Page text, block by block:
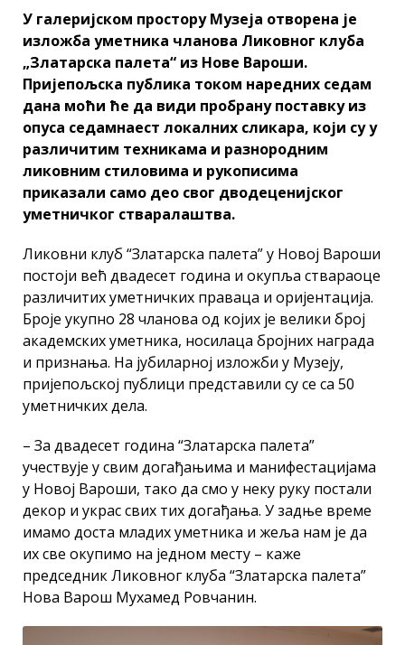
У галеријском простору Музеја отворена је
изложба уметника чланова Ликовног клуба
„Златарска палета“ из Нове Вароши.
Пријепољска публика током наредних седам
дана моћи ће да види пробрану поставку из
опуса седамнаест локалних сликара, који су у
различитим техникама и разнородним
ликовним стиловима и рукописима
приказали само део свог дводеценијског
уметничког стваралаштва.
Ликовни клуб “Златарска палета” у Новој Вароши
постоји већ двадесет година и окупља ствараоце
различитих уметничких праваца и оријентација.
Броје укупно 28 чланова од којих је велики број
академских уметника, носилаца бројних награда
и признања. На јубиларној изложби у Музеју,
пријепољској публици представили су се са 50
уметничких дела.
– За двадесет година “Златарска палета”
учествује у свим догађањима и манифестацијама
у Новој Вароши, тако да смо у неку руку постали
декор и украс свих тих догађања. У задње време
имамо доста младих уметника и жеља нам је да
их све окупимо на једном месту – каже
председник Ликовног клуба “Златарска палета”
Нова Варош Мухамед Ровчанин.